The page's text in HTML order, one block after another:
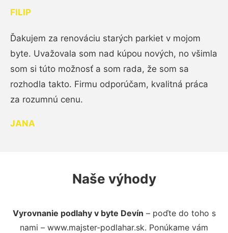
FILIP
Ďakujem za renováciu starých parkiet v mojom
byte. Uvažovala som nad kúpou nových, no všimla
som si túto možnosť a som rada, že som sa
rozhodla takto. Firmu odporúčam, kvalitná práca
za rozumnú cenu.
JANA
Naše výhody
Vyrovnanie podlahy v byte Devín – poďte do toho s
nami – www.majster-podlahar.sk. Ponúkame vám